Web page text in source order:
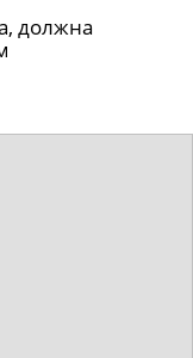
должна